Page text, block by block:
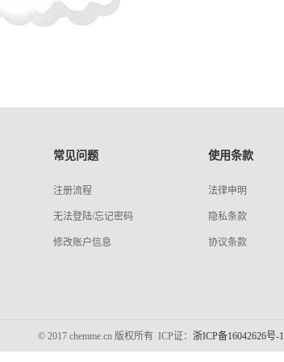
常见问题
注册流程
无法登陆/忘记密码
修改账户信息
使用条款
法律申明
隐私条款
协议条款
© 2017 chemme.cn 版权所有 ICP证： 浙ICP备16042626号-1